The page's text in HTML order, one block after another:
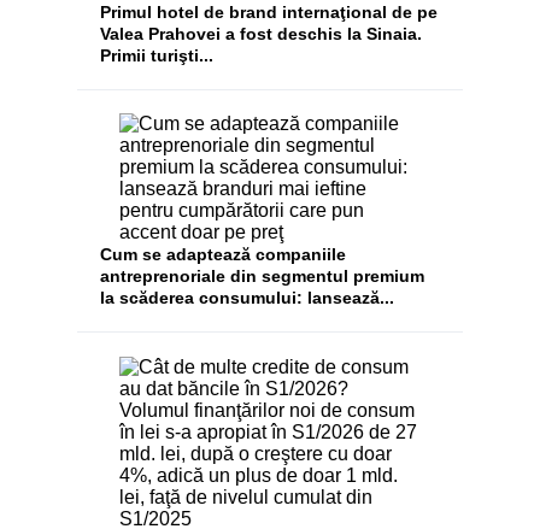
​Primul hotel de brand internaţional de pe
Valea Prahovei a fost deschis la Sinaia.
Primii turişti...
Cum se adaptează companiile
antreprenoriale din segmentul premium
la scăderea consumului: lansează...